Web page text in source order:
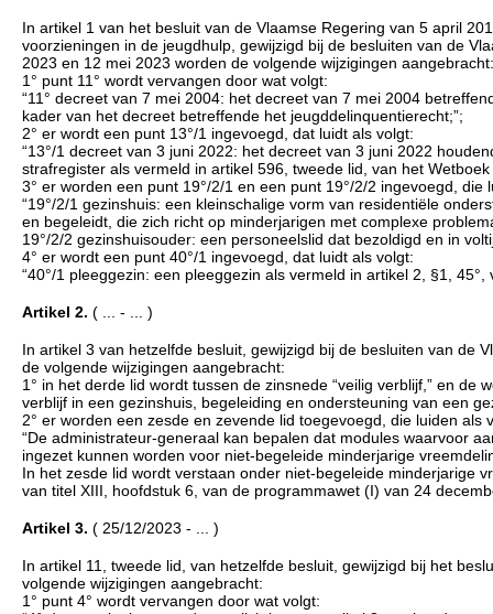
In artikel 1 van het besluit van de Vlaamse Regering van 5 april
voorzieningen in de jeugdhulp, gewijzigd bij de besluiten van de
2023 en 12 mei 2023 worden de volgende wijzigingen aangebracht:
1° punt 11° wordt vervangen door wat volgt:
“11° decreet van 7 mei 2004: het decreet van 7 mei 2004
kader van het decreet betreffende het jeugddelinquentierecht;”;
2° er wordt een punt 13°/1 ingevoegd, dat luidt als volgt:
“13°/1 decreet van 3 juni 2022: het decreet van 3 juni 2022
strafregister als vermeld in artikel 596, tweede lid, van het
3° er worden een punt 19°/2/1 en een punt 19°/2/2 ingevoegd, die
“19°/2/1 gezinshuis: een kleinschalige vorm van residentiële
en begeleidt, die zich richt op minderjarigen met complexe
19°/2/2 gezinshuisouder: een personeelslid dat bezoldigd en in
4° er wordt een punt 40°/1 ingevoegd, dat luidt als volgt:
“40°/1 pleeggezin: een pleeggezin als vermeld in artikel 2, §1,
Artikel 2. ( ... - ... )
In artikel 3 van hetzelfde besluit, gewijzigd bij de besluiten van de
de volgende wijzigingen aangebracht:
1° in het derde lid wordt tussen de zinsnede “veilig verblijf,” en de
verblijf in een gezinshuis, begeleiding en ondersteuning van een
2° er worden een zesde en zevende lid toegevoegd, die luiden als
“De administrateur-generaal kan bepalen dat modules waarvoor
ingezet kunnen worden voor niet-begeleide minderjarige
In het zesde lid wordt verstaan onder niet-begeleide minderjarige
van titel XIII, hoofdstuk 6, van de programmawet (I) van 24
Artikel 3. ( 25/12/2023 - ... )
In artikel 11, tweede lid, van hetzelfde besluit, gewijzigd bij het
volgende wijzigingen aangebracht:
1° punt 4° wordt vervangen door wat volgt: